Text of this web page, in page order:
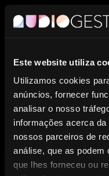
Este website utiliza
Utilizamos cookies
anúncios, fornecer
analisar o nosso
informações acerca
nossos parceiros de
análise, que as podem
que lhes forneceu ou
Entidade de
Direitos dos
Fonográficos.